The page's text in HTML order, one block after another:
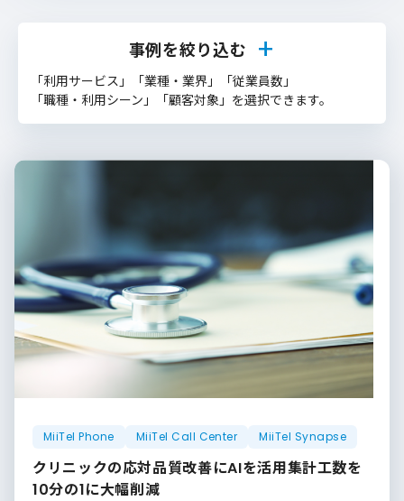
事例を絞り込む
「利用サービス」「業種・業界」「従業員数」
「職種・利用シーン」「顧客対象」を選択できます。
MiiTel Phone MiiTel Call Center MiiTel Synapse
クリニックの応対品質改善にAIを活用集計工数を
10分の1に大幅削減